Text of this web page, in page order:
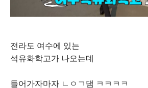
전라도 여수에 있는
석유화학고가 나오는데
들어가자마자 ㄴㅇㄱ댐 ㅋㅋㅋㅋ